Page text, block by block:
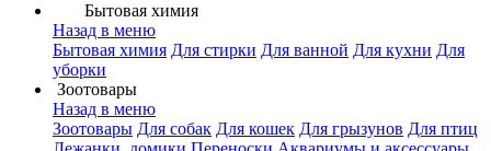
Бытовая химия
Назад в меню
Бытовая химия Для стирки Для ванной Для кухни Для
уборки
Зоотовары
Назад в меню
Зоотовары Для собак Для кошек Для грызунов Для птиц